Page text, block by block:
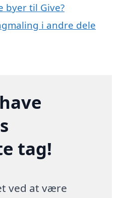
byer til Give?
i andre dele
tag!
ved at være